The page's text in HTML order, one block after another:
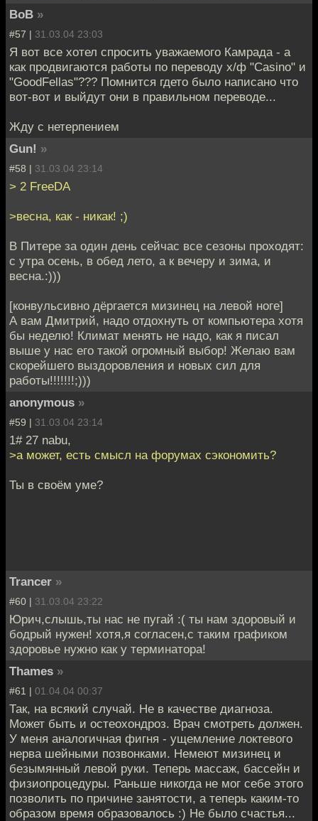
BoB »
#57 | 31.03.04 23:03
Я вот все хотел спросить уважаемого Камрада - а
как продвигаются работы по переводу х/ф "Casino" и
"GoodFellas"??? Помнится гдето было написано что
вот-вот и выйдут они в правильном переводе...
Жду с нетерпением
Gun! »
#58 | 31.03.04 23:14
> 2 FreeDA
>весна, как - никак! ;)
В Питере за один день сейчас все сезоны проходят:
с утра осень, в обед лето, а к вечеру и зима, и
весна.:)))
[конвульсивно дёргается мизинец на левой ноге]
А вам Дмитрий, надо отдохнуть от компьютера хотя
бы неделю! Климат менять не надо, как я писал
выше у нас его такой огромный выбор! Желаю вам
скорейшего выздоровления и новых сил для
работы!!!!!!!;)))
anonymous »
#59 | 31.03.04 23:14
1# 27 nabu,
>а может, есть смысл на форумах сэкономить?
Ты в своём уме?
Trancer »
#60 | 31.03.04 23:22
Юрич,слышь,ты нас не пугай :( ты нам здоровый и
бодрый нужен! хотя,я согласен,с таким графиком
здоровье нужно как у терминатора!
Thames »
#61 | 01.04.04 00:37
Так, на всякий случай. Не в качестве диагноза.
Может быть и остеохондроз. Врач смотреть должен.
У меня аналогичная фигня - ущемление локтевого
нерва шейными позвонками. Немеют мизинец и
безымянный левой руки. Теперь массаж, бассейн и
физиопроцедуры. Раньше никогда не мог себе этого
позволить по причине занятости, а теперь каким-то
образом время образовалось :) Не было счастья...